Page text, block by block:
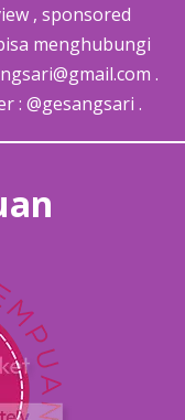
, sponsored
menghubungi
.
: @gesangsari .